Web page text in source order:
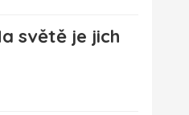
světě je jich